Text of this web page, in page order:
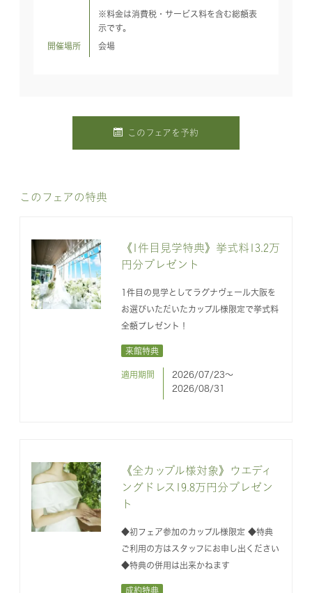
※料金は消費税・サービス料を含む総額表
示です。
開催場所 会場
このフェアを予約
このフェアの特典
《1件目見学特典》挙式料13.2万
円分プレゼント
1件目の見学としてラグナヴェール大阪を
お選びいただいたカップル様限定で挙式料
全額プレゼント！
来館特典
適用期間
2026/07/23〜
2026/08/31
《全カップル様対象》ウエディ
ングドレス19.8万円分プレゼン
ト
◆初フェア参加のカップル様限定 ◆特典
ご利用の方はスタッフにお申し出ください
◆特典の併用は出来かねます
成約特典